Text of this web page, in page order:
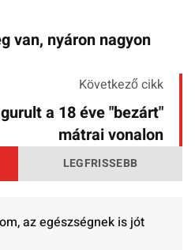
van, nyáron nagyon
Következő cikk
a 18 éve "bezárt"
mátrai vonalon
LEGFRISSEBB
az egészségnek is jót